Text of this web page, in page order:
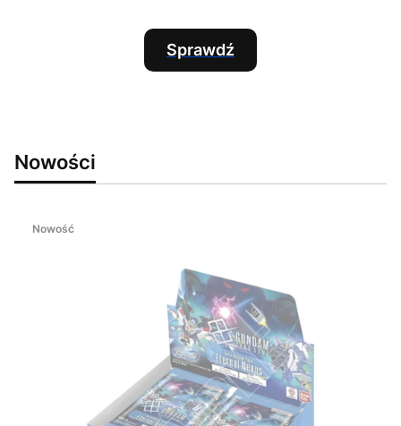
Sprawdź
Nowości
Nowość